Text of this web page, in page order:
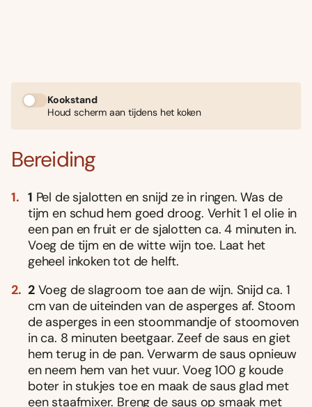
Kookstand
Houd scherm aan tijdens het koken
Bereiding
1 Pel de sjalotten en snijd ze in ringen. Was de
tijm en schud hem goed droog. Verhit 1 el olie in
een pan en fruit er de sjalotten ca. 4 minuten in.
Voeg de tijm en de witte wijn toe. Laat het
geheel inkoken tot de helft.
2Voeg de slagroom toe aan de wijn. Snijd ca. 1
cm van de uiteinden van de asperges af. Stoom
de asperges in een stoommandje of stoomoven
in ca. 8 minuten beetgaar. Zeef de saus en giet
hem terug in de pan. Verwarm de saus opnieuw
en neem hem van het vuur. Voeg 100 g koude
boter in stukjes toe en maak de saus glad met
een staafmixer. Breng de saus op smaak met